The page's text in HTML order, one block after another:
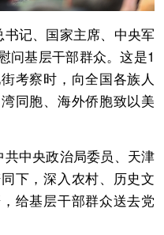
记、国家主席、中央军
问基层干部群众。这是1
考察时，向全国各族人
同胞、海外侨胞致以美
中央政治局委员、天津
下，深入农村、历史文
给基层干部群众送去党